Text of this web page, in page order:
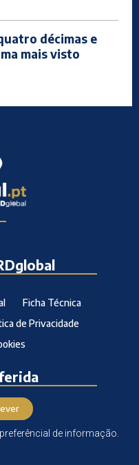
décimas e
mais visto
Ficha Técnica
de Privacidade
de informação.